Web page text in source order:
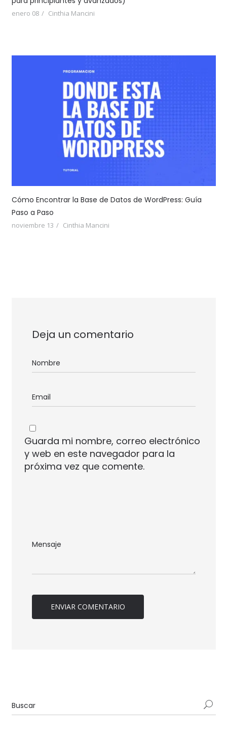
enero 08 Cinthia Mancini
Cómo Encontrar la Base de Datos de WordPress: Guía
Paso a Paso
noviembre 13 Cinthia Mancini
Deja un comentario
Guarda mi nombre, correo electrónico
y web en este navegador para la
próxima vez que comente.